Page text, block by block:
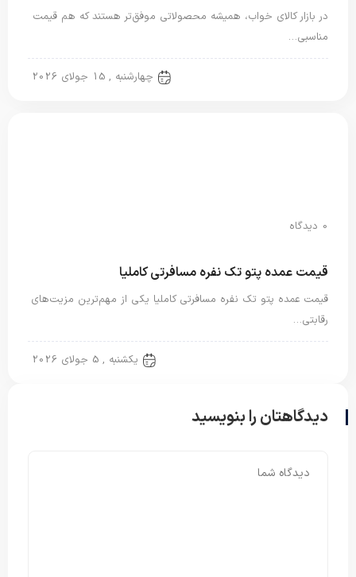
در بازار کالای خواب، همیشه محصولاتی موفق‌تر هستند که هم قیمت
مناسبی…
چهارشنبه , 15 جولای 2026
0 دیدگاه
قیمت عمده پتو تک نفره مسافرتی کاملیا
قیمت عمده پتو تک نفره مسافرتی کاملیا یکی از مهم‌ترین مزیت‌های
رقابتی…
یکشنبه , 5 جولای 2026
دیدگاهتان را بنویسید